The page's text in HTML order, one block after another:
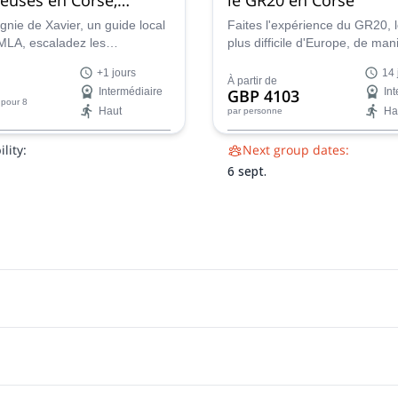
un guide local
de Xavier, un guide local
escaladez les
sauvages et aventureuses.
pour 8
+1 jours
Intermédiaire
Haut
Faites l'expérience du GR20,
plus difficile d'Europe, de
époustouflant et de piscines
naturelles avec Emma,
accompagnatrice en
À partir de
GBP 4103
par personne
14
Next group dates:
6 sept.